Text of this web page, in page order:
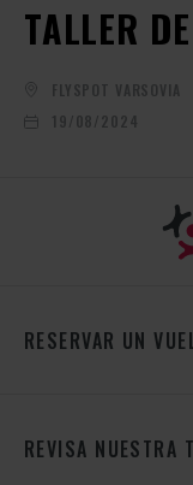
TALLER
FLYSPOT VARSOVIA
19/08/2024
RESERVAR UN
REVISA NUESTRA